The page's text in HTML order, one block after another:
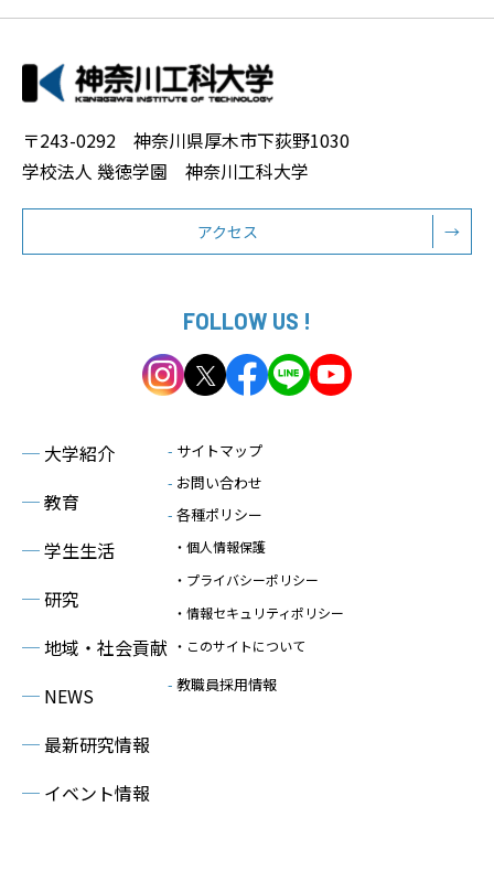
〒243-0292 神奈川県厚木市下荻野1030
学校法人 幾徳学園 神奈川工科大学
アクセス →
FOLLOW US !
─ 大学紹介
─教育
─学生生活
─研究
─地域・社会貢献
─ NEWS
─ 最新研究情報
─ イベント情報
- サイトマップ
- お問い合わせ
- 各種ポリシー
・個人情報保護
・プライバシーポリシー
・情報セキュリティポリシー
・このサイトについて
- 教職員採用情報